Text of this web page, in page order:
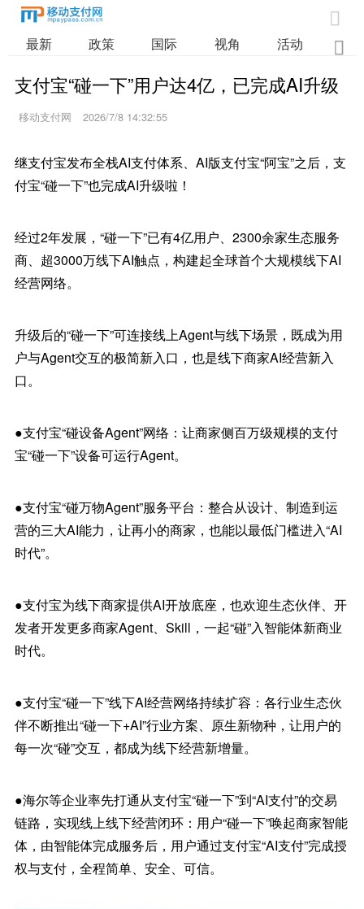

最新 政策 国际 视角 活动 业

支付宝“碰一下”用户达4亿，已完成AI升级
移动支付网 2026/7/8 14:32:55
继支付宝发布全栈AI支付体系、AI版支付宝“阿宝”之后，支
付宝“碰一下”也完成AI升级啦！
经过2年发展，“碰一下”已有4亿用户、2300余家生态服务
商、超3000万线下AI触点，构建起全球首个大规模线下AI
经营网络。
升级后的“碰一下”可连接线上Agent与线下场景，既成为用
户与Agent交互的极简新入口，也是线下商家AI经营新入
口。
●支付宝“碰设备Agent”网络：让商家侧百万级规模的支付
宝“碰一下”设备可运行Agent。
●支付宝“碰万物Agent”服务平台：整合从设计、制造到运
营的三大AI能力，让再小的商家，也能以最低门槛进入“AI
时代”。
●支付宝为线下商家提供AI开放底座，也欢迎生态伙伴、开
发者开发更多商家Agent、Skill，一起“碰”入智能体新商业
时代。
●支付宝“碰一下”线下AI经营网络持续扩容：各行业生态伙
伴不断推出“碰一下+AI”行业方案、原生新物种，让用户的
每一次“碰”交互，都成为线下经营新增量。
●海尔等企业率先打通从支付宝“碰一下”到“AI支付”的交易
链路，实现线上线下经营闭环：用户“碰一下”唤起商家智能
体，由智能体完成服务后，用户通过支付宝“AI支付”完成授
权与支付，全程简单、安全、可信。